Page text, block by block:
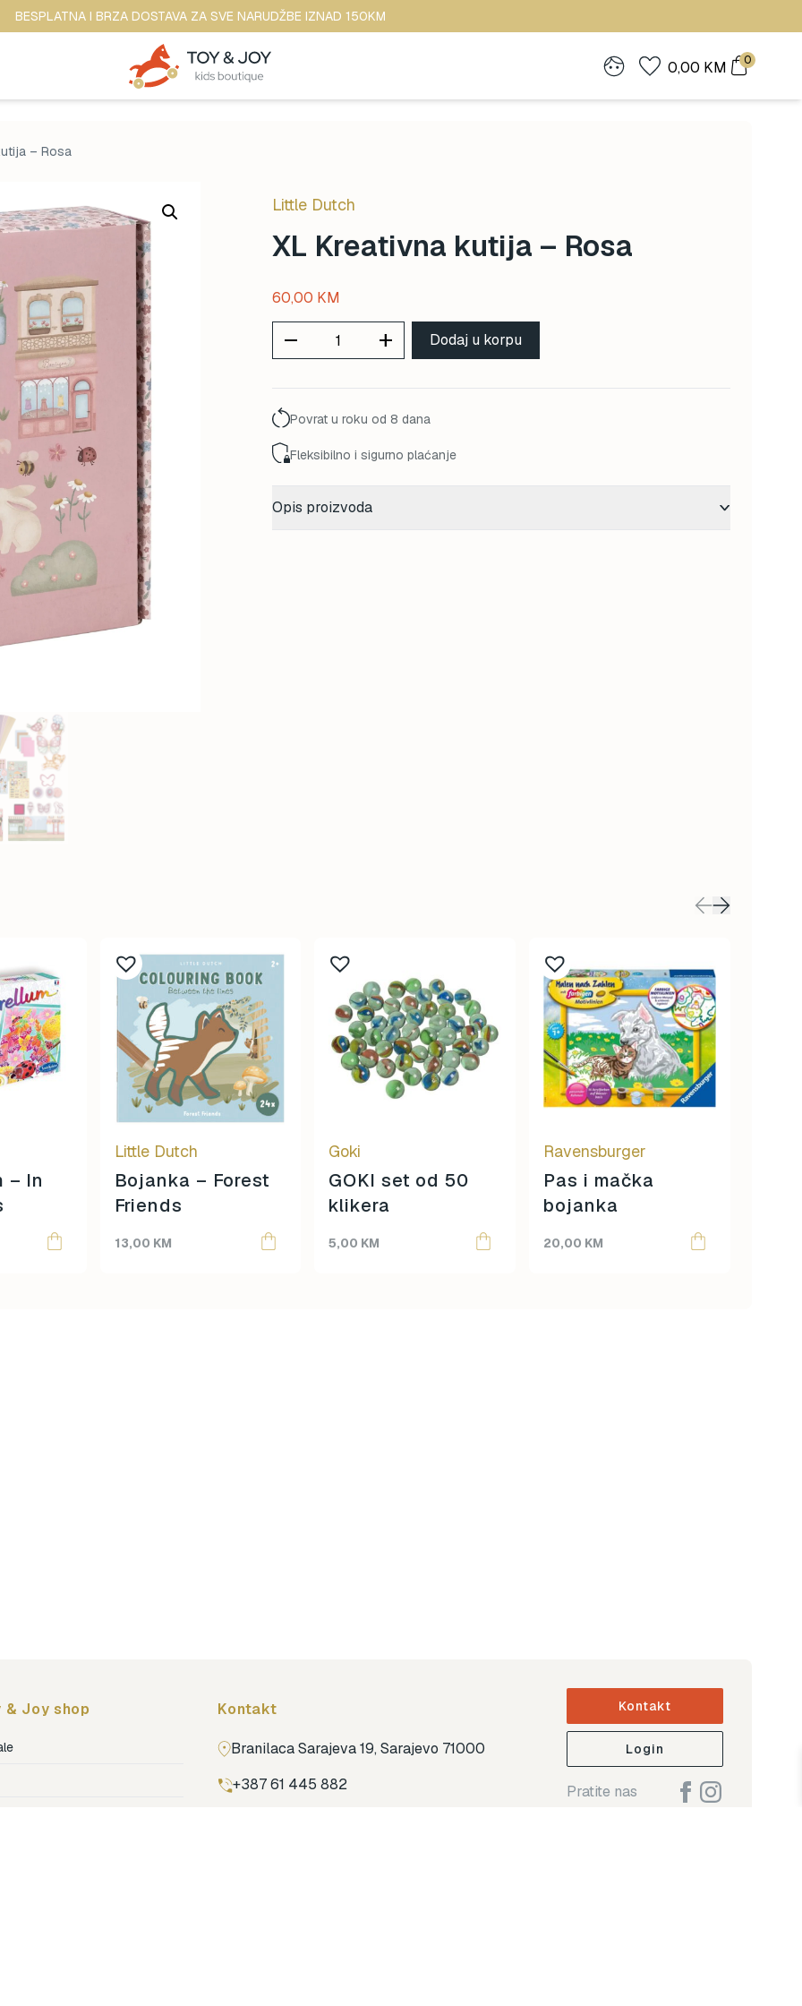
BESPLATNA I BRZA DOSTAVA ZA SVE NARUDŽBE IZNAD 150KM
0,00 KM 0
– Rosa
Little Dutch
XL Kreativna kutija – Rosa
60,00 KM
remove add Dodaj u korpu
Povrat u roku od 8 dana
Fleksibilno i sigurno plaćanje
Opis proizvoda
– In
Little Dutch
Bojanka – Forest
Friends
13,00 KM
Goki
GOKI set od 50
klikera
5,00 KM
Ravensburger
Pas i mačka
bojanka
20,00 KM
& Joy shop Kontakt
Branilaca Sarajeva 19, Sarajevo 71000
+387 61 445 882
Kontakt
Login
Pratite nas